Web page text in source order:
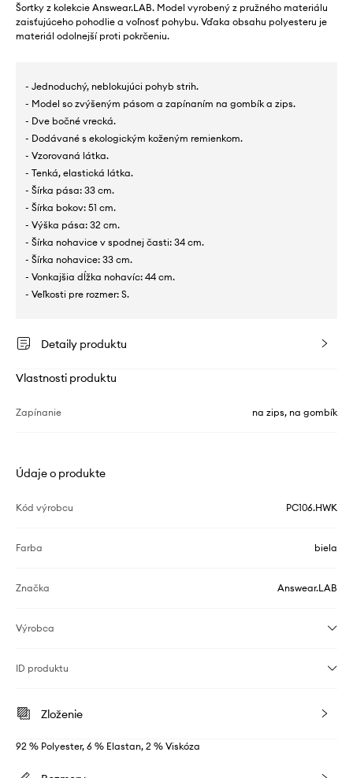
Šortky z kolekcie Answear.LAB. Model vyrobený z pružného materiálu
zaisťujúceho pohodlie a voľnosť pohybu. Vďaka obsahu polyesteru je
materiál odolnejší proti pokrčeniu.
- Jednoduchý, neblokujúci pohyb strih.
- Model so zvýšeným pásom a zapínaním na gombík a zips.
- Dve bočné vrecká.
- Dodávané s ekologickým koženým remienkom.
- Vzorovaná látka.
- Tenká, elastická látka.
- Šírka pása: 33 cm.
- Šírka bokov: 51 cm.
- Výška pása: 32 cm.
- Šírka nohavice v spodnej časti: 34 cm.
- Šírka nohavice: 33 cm.
- Vonkajšia dĺžka nohavíc: 44 cm.
- Veľkosti pre rozmer: S.
Detaily produktu
Vlastnosti produktu
Zapínanie na zips, na gombík
Údaje o produkte
Kód výrobcu PC106.HWK
Farba biela
Značka Answear.LAB
Výrobca
ID produktu
Zloženie
92 % Polyester, 6 % Elastan, 2 % Viskóza